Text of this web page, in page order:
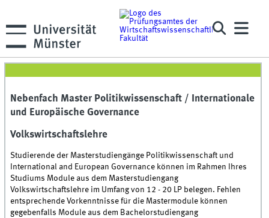
Nebenfach Master Politikwissenschaft / Internationale
und Europäische Governance
Volkswirtschaftslehre
Studierende der Masterstudiengänge Politikwissenschaft und
International and European Governance können im Rahmen Ihres
Studiums Module aus dem Masterstudiengang
Volkswirtschaftslehre im Umfang von 12 - 20 LP belegen. Fehlen
entsprechende Vorkenntnisse für die Mastermodule können
gegebenfalls Module aus dem Bachelorstudiengang